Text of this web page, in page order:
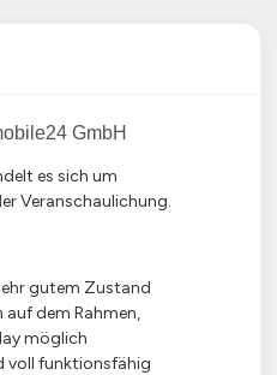
GmbH
es sich um
Veranschaulichung.
gutem Zustand
dem Rahmen,
möglich
voll funktionsfähig